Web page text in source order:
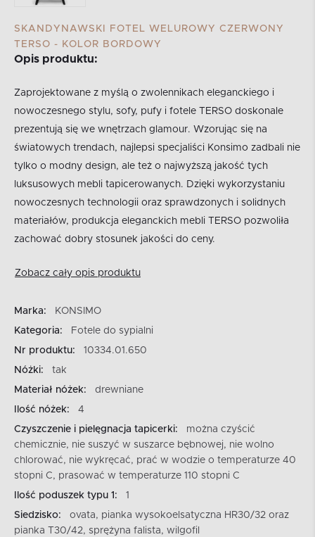
SKANDYNAWSKI FOTEL WELUROWY CZERWONY
TERSO - KOLOR BORDOWY
Opis produktu:
Zaprojektowane z myślą o zwolennikach eleganckiego i
nowoczesnego stylu, sofy, pufy i fotele TERSO doskonale
prezentują się we wnętrzach glamour. Wzorując się na
światowych trendach, najlepsi specjaliści Konsimo zadbali nie
tylko o modny design, ale też o najwyższą jakość tych
luksusowych mebli tapicerowanych. Dzięki wykorzystaniu
nowoczesnych technologii oraz sprawdzonych i solidnych
materiałów, produkcja eleganckich mebli TERSO pozwoliła
zachować dobry stosunek jakości do ceny.
Zobacz cały opis produktu
Marka:
KONSIMO
Kategoria:
Fotele do sypialni
Nr produktu:
10334.01.650
Nóżki:
tak
Materiał nóżek:
drewniane
Ilość nóżek:
4
Czyszczenie i pielęgnacja tapicerki:
można czyścić
chemicznie, nie suszyć w suszarce bębnowej, nie wolno
chlorować, nie wykręcać, prać w wodzie o temperaturze 40
stopni C, prasować w temperaturze 110 stopni C
Ilość poduszek typu 1:
1
Siedzisko:
ovata, pianka wysokoelsatyczna HR30/32 oraz
pianka T30/42, sprężyna falista, wilgofil